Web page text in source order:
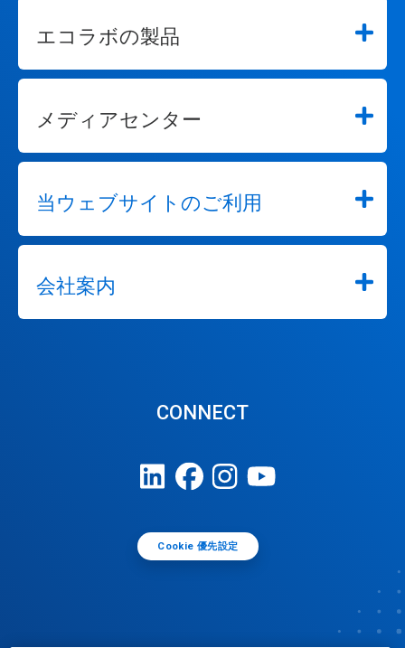
エコラボの製品
メディアセンター
当ウェブサイトのご利用
会社案内
CONNECT
Cookie 優先設定